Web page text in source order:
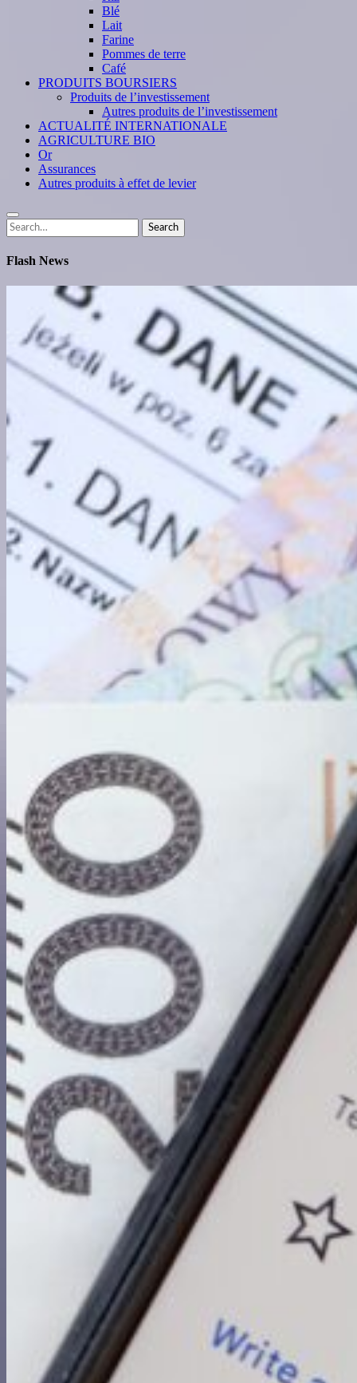
Blé
Lait
Farine
Pommes de terre
Café
PRODUITS BOURSIERS
Produits de l’investissement
Autres produits de l’investissement
ACTUALITÉ INTERNATIONALE
AGRICULTURE BIO
Or
Assurances
Autres produits à effet de levier
Search
for:
Search
Flash News